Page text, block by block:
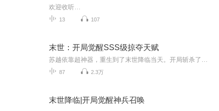
欢迎收听…
13 107
末世：开局觉醒SSS级掠夺天赋
87 2.3万
末世降临|开局觉醒神兵召唤